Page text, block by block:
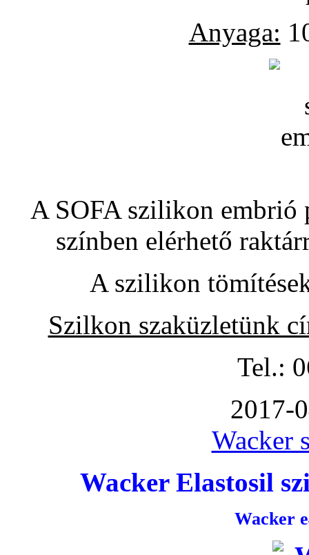
Anyaga:
A SOFA szilikon embrió
színben elérhető
A szilikon
Szilkon szaküzletünk
Tel.:
2017-
Wacker
Wacker Elastosil
Wacker